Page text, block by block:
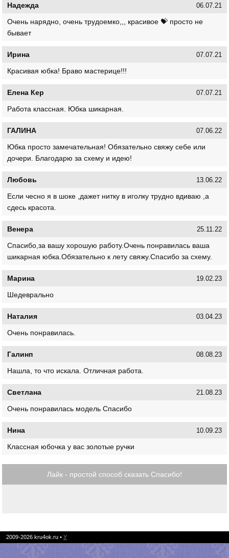
Надежда 06.07.21
Очень нарядно, очень трудоемко,,, красивое 💝 просто не
бывает
Ирина 07.07.21
Красивая юбка! Браво мастерице!!!
Елена Кер 07.07.21
Работа классная. Юбка шикарная.
ГАЛИНА 07.06.22
Юбка просто замечательная! Обязательно свяжу себе или
дочери. Благодарю за схему и идею!
Любовь 13.06.22
Если чесно я в шоке ,дажет нитку в иголку трудно вдиваю ,а
сдесь красота.
Венера 25.11.22
Спасибо,за вашу хорошую работу.Очень понравилась ваша
шикарная юбка.Обязательно к лету свяжу.Спасибо за схему.
Марина 19.02.23
Шедеврально
Наталия 03.04.23
Очень понравилась.
Галинп 08.08.23
Нашла, то что искала. Отличная работа.
Светлана 21.08.23
Очень понравилась модель Спасибо
Нина 10.09.23
Классная юбочка у вас золотые ручки
Лайк - простой способ сказать Спасибо!
2009-2026 kru4ok.ru • У